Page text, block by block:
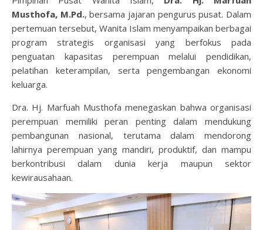
Musthofa, M.Pd., bersama jajaran pengurus pusat. Dalam
pertemuan tersebut, Wanita Islam menyampaikan berbagai
program strategis organisasi yang berfokus pada
penguatan kapasitas perempuan melalui pendidikan,
pelatihan keterampilan, serta pengembangan ekonomi
keluarga.
Dra. Hj. Marfuah Musthofa menegaskan bahwa organisasi
perempuan memiliki peran penting dalam mendukung
pembangunan nasional, terutama dalam mendorong
lahirnya perempuan yang mandiri, produktif, dan mampu
berkontribusi dalam dunia kerja maupun sektor
kewirausahaan.